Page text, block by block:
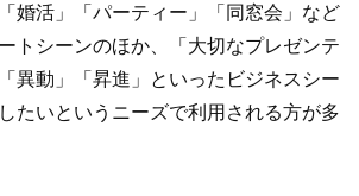
婚活」「パーティー」「同窓会」など
トシーンのほか、「大切なプレゼンテ
異動」「昇進」といったビジネスシー
たいというニーズで利用される方が多